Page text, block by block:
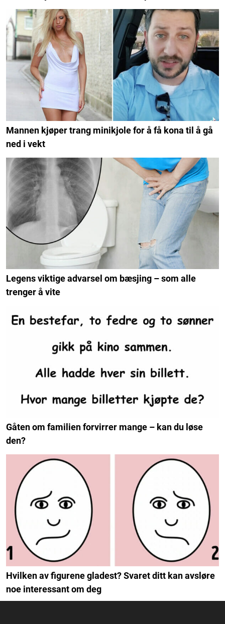
Mannen kjøper trang minikjole for å få kona til å gå
ned i vekt
Legens viktige advarsel om bæsjing – som alle
trenger å vite
Gåten om familien forvirrer mange – kan du løse
den?
Hvilken av figurene gladest? Svaret ditt kan avsløre
noe interessant om deg